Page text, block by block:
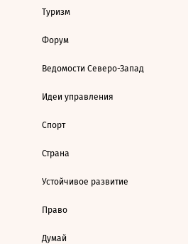
Туризм
Форум
Ведомости Северо-Запад
Идеи управления
Спорт
Страна
Устойчивое развитие
Право
Думай